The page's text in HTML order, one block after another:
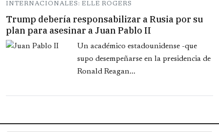
INTERNACIONALES: ELLE ROGERS
Trump debería responsabilizar a Rusia por su
plan para asesinar a Juan Pablo II
Un académico estadounidense -que
supo desempeñarse en la presidencia de
Ronald Reagan...